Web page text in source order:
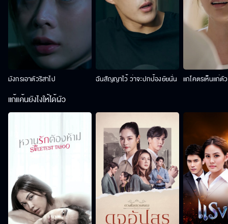
มังกรเอาตัวริสาไป ฉันสัญญาไว้ ว่าจะปกป้องยัยนั่น แกโคตรเห็นแก่ตั
แก้แค้นยังไงให้ได้ผัว